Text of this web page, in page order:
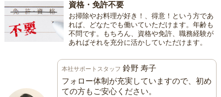
資格・免許不要
お掃除やお料理が好き！、得意！という方であ
れば、どなたでも働いていただけます。年齢も
不問です。もちろん、資格や免許、職務経験が
あればそれを充分に活かしていただけます。
本社サポートスタッフ 鈴野 寿子
フォロー体制が充実していますので、初め
ての方もご安心ください。